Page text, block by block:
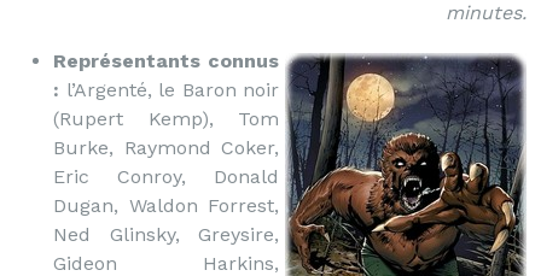
minutes.
Représentants connus
: l’Argenté, le Baron noir
(Rupert Kemp), Tom
Burke, Raymond Coker,
Eric Conroy, Donald
Dugan, Waldon Forrest,
Ned Glinsky, Greysire,
Gideon Harkins,